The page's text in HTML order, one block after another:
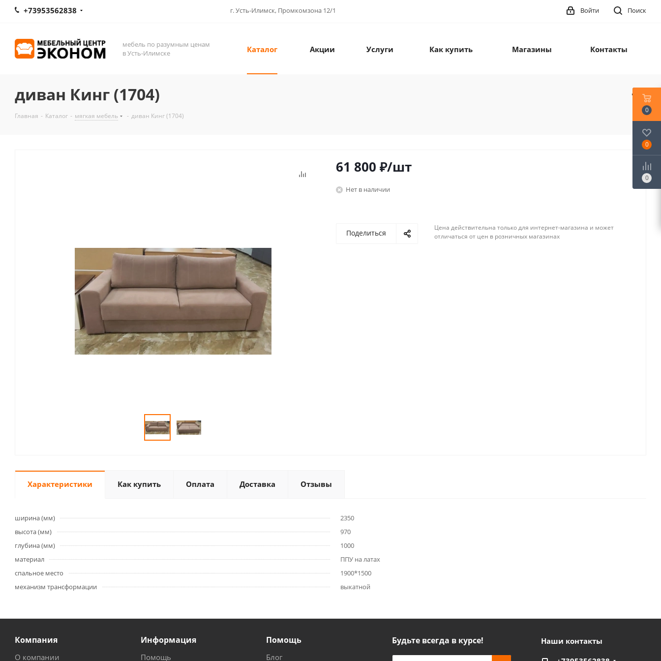
+73953562838 г. Усть-Илимск, Промкомзона 12/1 Поиск
Войти
мебель по разумным ценам
в Усть-Илимске
Каталог Акции Услуги Как купить Магазины Контакты
диван Кинг (1704)
Главная - Каталог - мягкая мебель - диван Кинг (1704)
61 800 ₽/шт
Нет в наличии
Поделиться
Цена действительна только для интернет-магазина и может
отличаться от цен в розничных магазинах
Характеристики Как купить Оплата Доставка Отзывы
ширина (мм)
2350
высота (мм)
970
глубина (мм)
1000
материал
ППУ на латах
спальное место
1900*1500
механизм трансформации
выкатной
Компания
О компании
Информация
Помощь
Помощь
Блог
Будьте всегда в курсе! Наши контакты
0
0
0